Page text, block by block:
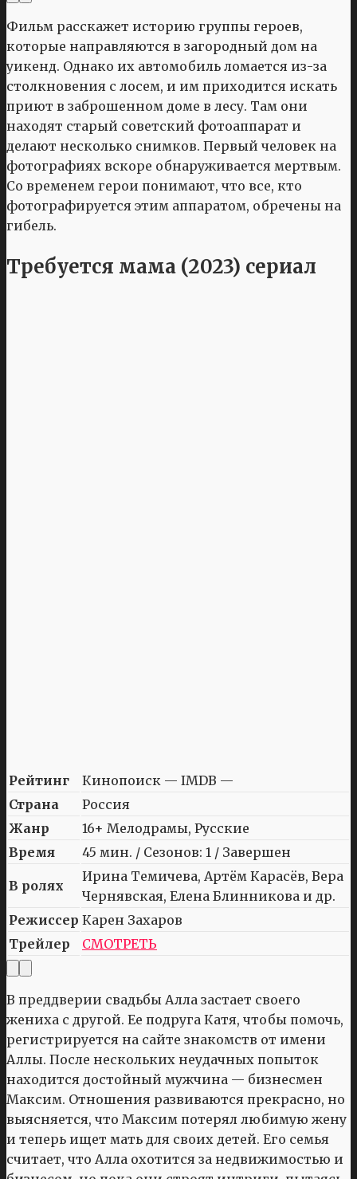
Фильм расскажет историю группы героев,
которые направляются в загородный дом на
уикенд. Однако их автомобиль ломается из-за
столкновения с лосем, и им приходится искать
приют в заброшенном доме в лесу. Там они
находят старый советский фотоаппарат и
делают несколько снимков. Первый человек на
фотографиях вскоре обнаруживается мертвым.
Со временем герои понимают, что все, кто
фотографируется этим аппаратом, обречены на
гибель.
Требуется мама (2023) сериал
Рейтинг
Кинопоиск — IMDB —
Страна
Россия
Жанр
16+ Мелодрамы, Русские
Время
45 мин. / Сезонов: 1 / Завершен
В ролях
Ирина Темичева, Артём Карасёв, Вера
Чернявская, Елена Блинникова и др.
Режиссер Карен Захаров
Трейлер
СМОТРЕТЬ
В преддверии свадьбы Алла застает своего
жениха с другой. Ее подруга Катя, чтобы помочь,
регистрируется на сайте знакомств от имени
Аллы. После нескольких неудачных попыток
находится достойный мужчина — бизнесмен
Максим. Отношения развиваются прекрасно, но
выясняется, что Максим потерял любимую жену
и теперь ищет мать для своих детей. Его семья
считает, что Алла охотится за недвижимостью и